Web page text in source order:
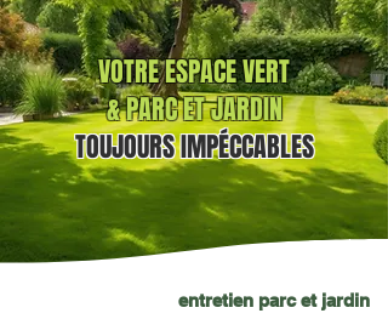
VOTRE ESPACE VERT
& PARC ET JARDIN
TOUJOURSIMPÉCCABLES
entretien parc et jardin